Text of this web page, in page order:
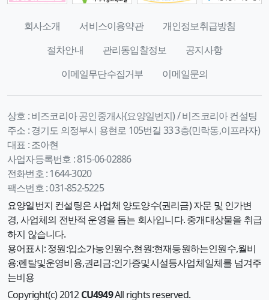
회사소개 서비스이용약관
개인정보취급방침
절차안내
관리동입찰정보
공지사항
이메일무단수집거부
이메일문의
상호 :비즈코리아 공인중개사(요양일번지) / 비즈코리아 컨설팅
주소 :경기도 의정부시 용현로 105번길 33 3층(민락동,이프라자)
대표 :조아현
사업자등록번호 :815-06-02886
전화번호 :1644-3020
팩스번호 :031-852-5225
요양일번지 컨설팅은 사업체 양도양수(권리금) 자문 및 인가변
경, 사업체의 전반적 운영을 돕는 회사입니다. 중개대상물을 취급
하지 않습니다.
용어표시: 정원:입소가능인원수,현원:현재등원하는인원수,월비
용:렌탈및운영비용,권리금:인가증및시설등사업체일체를 넘겨주
는비용
Copyright(c) 2012CU4949All rights reserved.